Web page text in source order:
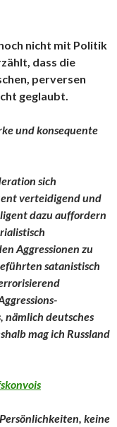
nicht mit Politik
dass die
perversen
geglaubt.
und konsequente
sich
verteidigend und
dazu auffordern
Aggressionen zu
satanistisch
nämlich deutsches
mag ich Russland
keine